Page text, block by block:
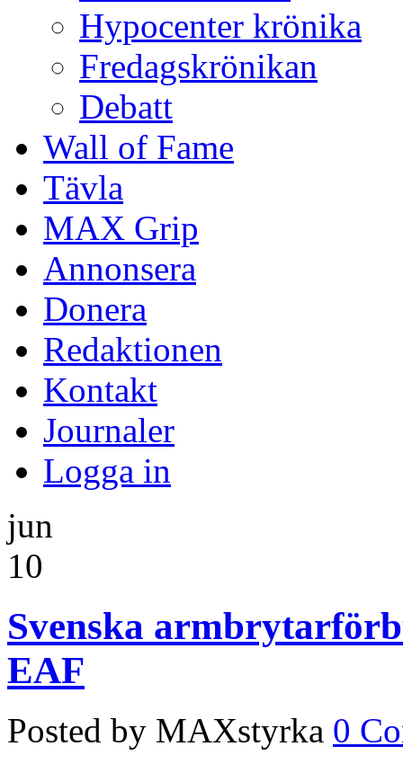
Hypocenter krönika
Fredagskrönikan
Debatt
Wall of Fame
Tävla
MAX Grip
Annonsera
Donera
Redaktionen
Kontakt
Journaler
Logga in
jun
10
Svenska
EAF
Posted by MAXstyrka 0